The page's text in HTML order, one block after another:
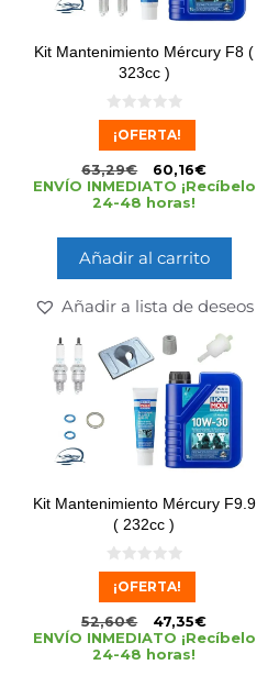
Kit Mantenimiento Mércury F8 (
323cc )
0
e
¡OFERTA!
63,29€ 60,16€
ENVÍO INMEDIATO ¡Recíbelo
24-48 horas!
Añadir al carrito
Añadir a lista de deseos
Kit Mantenimiento Mércury F9.9
( 232cc )
0
e
¡OFERTA!
52,60€ 47,35€
ENVÍO INMEDIATO ¡Recíbelo
24-48 horas!